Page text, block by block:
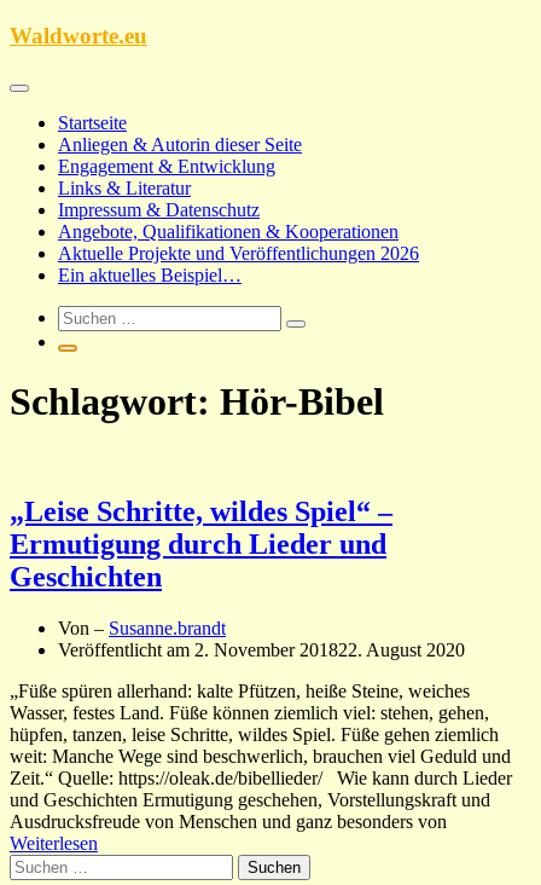
Zum
Waldworte.eu
Startseite
Anliegen & Autorin dieser Seite
Engagement & Entwicklung
Links & Literatur
Impressum & Datenschutz
Angebote, Qualifikationen & Kooperationen
Aktuelle Projekte und Veröffentlichungen 2026
Ein aktuelles Beispiel…
Schlagwort: Hör-Bibel
„Leise Schritte, wildes Spiel“ –
Ermutigung durch Lieder und
Geschichten
Von – Susanne.brandt
Veröffentlicht am 2. November 201822. August 2020
„Füße spüren allerhand: kalte Pfützen, heiße Steine, weiches
Wasser, festes Land. Füße können ziemlich viel: stehen, gehen,
hüpfen, tanzen, leise Schritte, wildes Spiel. Füße gehen ziemlich
weit: Manche Wege sind beschwerlich, brauchen viel Geduld und
Zeit.“ Quelle: https://oleak.de/bibellieder/ Wie kann durch Lieder
und Geschichten Ermutigung geschehen, Vorstellungskraft und
Ausdrucksfreude von Menschen und ganz besonders von
Weiterlesen
Suchen